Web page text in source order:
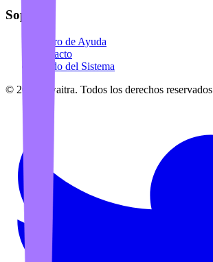
Soporte
Centro de Ayuda
Contacto
Estado del Sistema
© 2026 Awaitra. Todos los derechos reservados